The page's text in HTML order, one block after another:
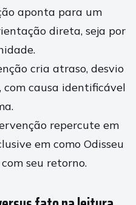
aponta para um
direta, seja por
cria atraso, desvio
com causa identificável
repercute em
em como Odisseu
seu retorno.